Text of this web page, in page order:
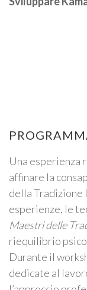
Una esperienza
affinare la
della Tradizione
esperienze, le
Maestri delle
riequilibrio
Durante il
dedicate al